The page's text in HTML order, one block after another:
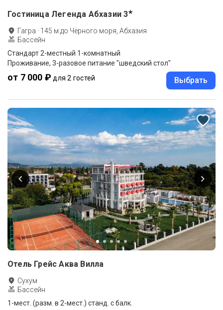
Гостиница Легенда Абхазии 3★
Гагра · 145 м до Чёрного моря, Абхазия
Бассейн
Стандарт 2-местный 1-комнатный
Проживание, 3-разовое питание "шведский стол"
от 7 000 ₽ для 2 гостей Выбрать
Отель Грейс Аква Вилла
Сухум
Бассейн
1-мест. (разм. в 2-мест.) станд. с балк.